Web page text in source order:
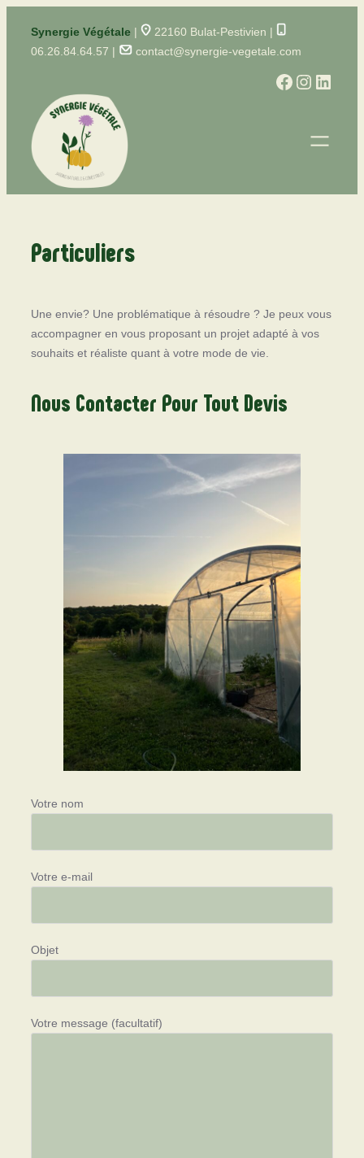
contenu
Synergie Végétale |
22160 Bulat-Pestivien |
06.26.84.64.57 |
contact@synergie-vegetale.com
Facebook Instagram LinkedIn
Particuliers
Une envie? Une problématique à résoudre ? Je peux vous
accompagner en vous proposant un projet adapté à vos
souhaits et réaliste quant à votre mode de vie.
Nous Contacter Pour Tout Devis
Votre nom
Votre e-mail
Objet
Votre message (facultatif)